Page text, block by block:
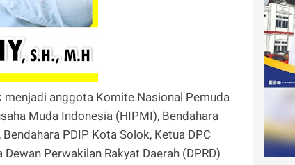
anggota Komite Nasional Pemuda
Muda Indonesia (HIPMI), Bendahara
PDIP Kota Solok, Ketua DPC
Perwakilan Rakyat Daerah (DPRD)